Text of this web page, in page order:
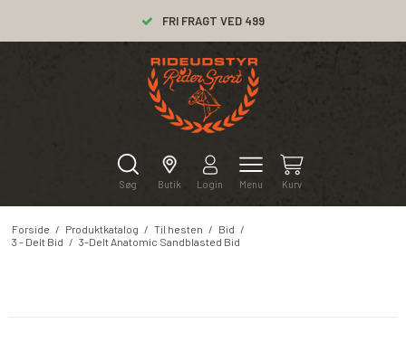
FRI FRAGT VED 499
LEVERING 1-2 DAGE
Søg Butik Login Menu Kurv
Forside / Produktkatalog / Til hesten / Bid /
3 - Delt Bid / 3-Delt Anatomic Sandblasted Bid